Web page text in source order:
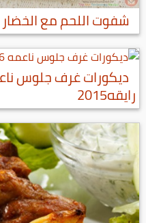
شفوت اللحم مع الخضار
رايقه2015